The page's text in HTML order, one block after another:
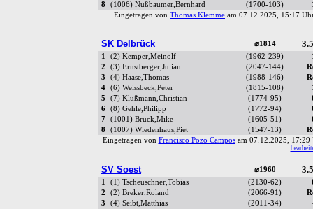
8 (1006) Nußbaumer,Bernhard (1700-103)
Eingetragen von Thomas Klemme am 07.12.2025, 15:17
SK Delbrück ⌀1814
1 (2) Kemper,Meinolf (1962-239)
2
(3) Ernstberger,Julian (2047-144)
3
(4) Haase,Thomas (1988-146)
4
(6) Weissbeck,Peter (1815-108)
5
(7) Klußmann,Christian (1774-95)
6
(8) Gehle,Philipp (1772-94)
7
(1001) Brück,Mike (1605-51)
8
(1007) Wiedenhaus,Piet (1547-13)
Eingetragen von Francisco Pozo Camposam 07.12.2025,
SV Soest ⌀1960
1 (1) Tscheuschner,Tobias (2130-62)
2
(2) Breker,Roland (2066-91)
3
(4) Seibt,Matthias (2011-34)